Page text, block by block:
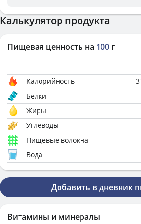
Калькулятор продукта
Пищевая ценность на 100 г
Калорийность
Белки
Жиры
Углеводы
Пищевые волокна
Вода
Добавить в дневник
Витамины и минералы